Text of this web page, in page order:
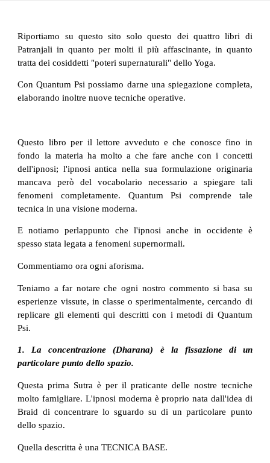
Riportiamo su questo sito solo questo dei quattro libri di
Patranjali in quanto per molti il più affascinante, in quanto
tratta dei cosiddetti "poteri supernaturali" dello Yoga.
Con Quantum Psi possiamo darne una spiegazione completa,
elaborando inoltre nuove tecniche operative.
Questo libro per il lettore avveduto e che conosce fino in
fondo la materia ha molto a che fare anche con i concetti
dell'ipnosi; l'ipnosi antica nella sua formulazione originaria
mancava però del vocabolario necessario a spiegare tali
fenomeni completamente. Quantum Psi comprende tale
tecnica in una visione moderna.
E notiamo perlappunto che l'ipnosi anche in occidente è
spesso stata legata a fenomeni supernormali.
Commentiamo ora ogni aforisma.
Teniamo a far notare che ogni nostro commento si basa su
esperienze vissute, in classe o sperimentalmente, cercando di
replicare gli elementi qui descritti con i metodi di Quantum
Psi.
1. La concentrazione (Dharana) è la fissazione di un
particolare punto dello spazio.
Questa prima Sutra è per il praticante delle nostre tecniche
molto famigliare. L'ipnosi moderna è proprio nata dall'idea di
Braid di concentrare lo sguardo su di un particolare punto
dello spazio.
Quella descritta è una TECNICA BASE.